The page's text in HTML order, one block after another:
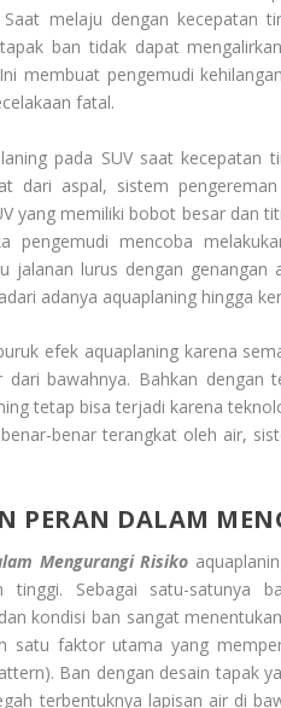
Saat melaju dengan
ban tidak dapat
membuat pengemudi
fatal.
pada SUV saat kecepatan
dari aspal, sistem
yang memiliki bobot besar dan
pengemudi mencoba
jalanan lurus dengan
adanya aquaplaning hingga
efek aquaplaning karena
dari bawahnya. Bahkan
tetap bisa terjadi karena
benar terangkat oleh air,
PERAN DALAM
Mengurangi Risiko
tinggi. Sebagai satu-satunya
kondisi ban sangat
satu faktor utama yang
Ban dengan desain tapak
terbentuknya lapisan air di